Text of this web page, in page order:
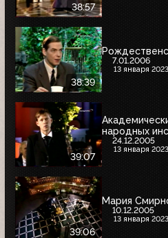
38:57
38:39
7.01.2006
13 января
39:07
народных
24.12.2005
13 января
39:06
Мария
10.12.2005
13 января